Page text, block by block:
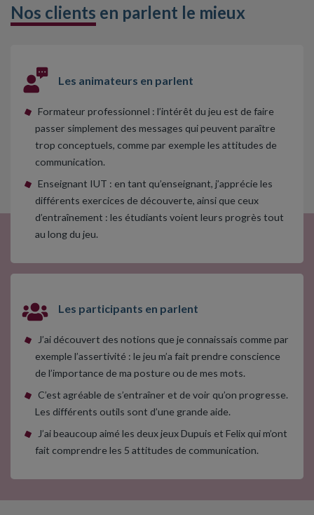
Nos clients en parlent le mieux
Les animateurs en parlent
Formateur professionnel : l’intérêt du jeu est de faire
passer simplement des messages qui peuvent paraître
trop conceptuels, comme par exemple les attitudes de
communication.
Enseignant IUT : en tant qu’enseignant, j’apprécie les
différents exercices de découverte, ainsi que ceux
d’entraînement : les étudiants voient leurs progrès tout
au long du jeu.
Les participants en parlent
J’ai découvert des notions que je connaissais comme par
exemple l’assertivité : le jeu m’a fait prendre conscience
de l’importance de ma posture ou de mes mots.
C’est agréable de s’entraîner et de voir qu’on progresse.
Les différents outils sont d’une grande aide.
J’ai beaucoup aimé les deux jeux Dupuis et Felix qui m’ont
fait comprendre les 5 attitudes de communication.